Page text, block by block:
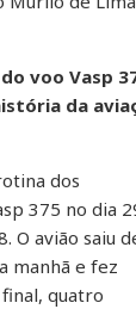
voo Vasp
da
dos
375 no dia
O avião saiu
manhã e fez
quatro